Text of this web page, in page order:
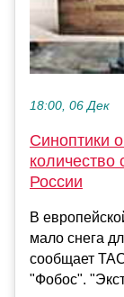
18:00, 06 Дек
Синоптики
количество
России
В
мало снега
сообщает
"Фобос".